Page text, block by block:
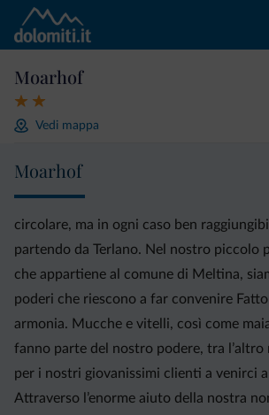
Moarhof
Vedi mappa
Moarhof
circolare, ma in ogni caso ben
partendo da Terlano. Nel nostro piccolo
che appartiene al comune di Meltina,
poderi che riescono a far convenire
armonia. Mucche e vitelli, così come
fanno parte del nostro podere, tra l’altro
per i nostri giovanissimi clienti a venirci
Attraverso l’enorme aiuto della nostra